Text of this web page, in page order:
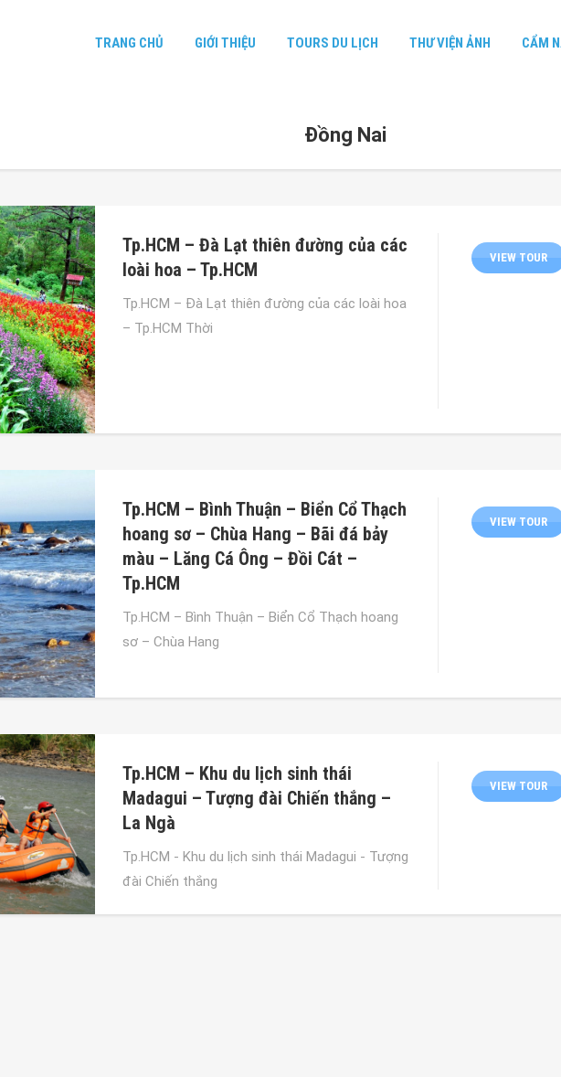
TRANG CHỦ GIỚI THIỆU TOURS DU LỊCH THƯ VIỆN ẢNH CẨM
Đồng Nai
Tp.HCM – Đà Lạt thiên đường của các
loài hoa – Tp.HCM
Tp.HCM – Đà Lạt thiên đường của các loài hoa
– Tp.HCM Thời
VIEW TOUR
Tp.HCM – Bình Thuận – Biển Cổ Thạch
hoang sơ – Chùa Hang – Bãi đá bảy
màu – Lăng Cá Ông – Đồi Cát –
Tp.HCM
Tp.HCM – Bình Thuận – Biển Cổ Thạch hoang
sơ – Chùa Hang
VIEW TOUR
Tp.HCM – Khu du lịch sinh thái
Madagui – Tượng đài Chiến thắng –
La Ngà
Tp.HCM - Khu du lịch sinh thái Madagui - Tượng
đài Chiến thắng
VIEW TOUR